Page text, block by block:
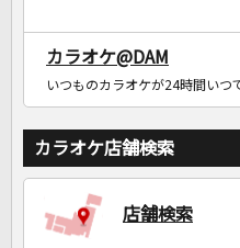
カラオケ@DAM
いつものカラオケが24時間いつ
カラオケ店舗検索
店舗検索